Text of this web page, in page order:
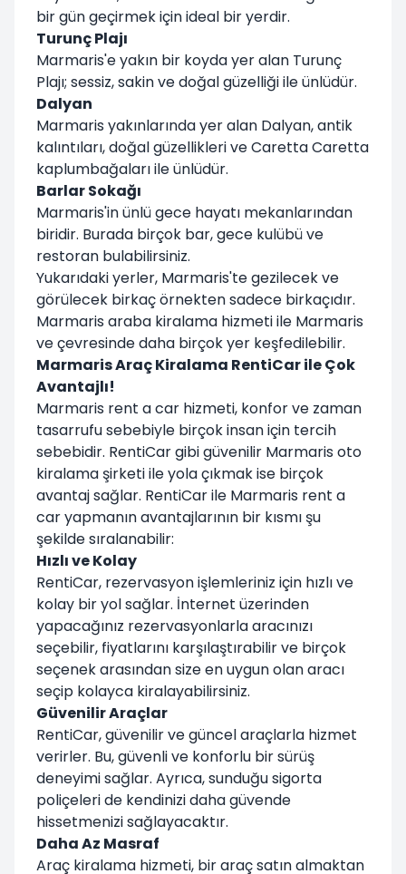
bir gün geçirmek için ideal bir yerdir.
Turunç Plajı
Marmaris'e yakın bir koyda yer alan Turunç
Plajı; sessiz, sakin ve doğal güzelliği ile ünlüdür.
Dalyan
Marmaris yakınlarında yer alan Dalyan, antik
kalıntıları, doğal güzellikleri ve Caretta Caretta
kaplumbağaları ile ünlüdür.
Barlar Sokağı
Marmaris'in ünlü gece hayatı mekanlarından
biridir. Burada birçok bar, gece kulübü ve
restoran bulabilirsiniz.
Yukarıdaki yerler, Marmaris'te gezilecek ve
görülecek birkaç örnekten sadece birkaçıdır.
Marmaris araba kiralama hizmeti ile Marmaris
ve çevresinde daha birçok yer keşfedilebilir.
Marmaris Araç Kiralama RentiCar ile Çok
Avantajlı!
Marmaris rent a car hizmeti, konfor ve zaman
tasarrufu sebebiyle birçok insan için tercih
sebebidir. RentiCar gibi güvenilir Marmaris oto
kiralama şirketi ile yola çıkmak ise birçok
avantaj sağlar. RentiCar ile Marmaris rent a
car yapmanın avantajlarının bir kısmı şu
şekilde sıralanabilir:
Hızlı ve Kolay
RentiCar, rezervasyon işlemleriniz için hızlı ve
kolay bir yol sağlar. İnternet üzerinden
yapacağınız rezervasyonlarla aracınızı
seçebilir, fiyatlarını karşılaştırabilir ve birçok
seçenek arasından size en uygun olan aracı
seçip kolayca kiralayabilirsiniz.
Güvenilir Araçlar
RentiCar, güvenilir ve güncel araçlarla hizmet
verirler. Bu, güvenli ve konforlu bir sürüş
deneyimi sağlar. Ayrıca, sunduğu sigorta
poliçeleri de kendinizi daha güvende
hissetmenizi sağlayacaktır.
Daha Az Masraf
Araç kiralama hizmeti, bir araç satın almaktan